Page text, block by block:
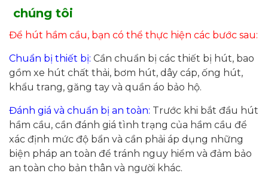
chúng tôi
Để hút hầm cầu, bạn có thể thực hiện các bước sau:
Chuẩn bị thiết bị: Cần chuẩn bị các thiết bị hút, bao
gồm xe hút chất thải, bơm hút, dây cáp, ống hút,
khẩu trang, găng tay và quần áo bảo hộ.
Đánh giá và chuẩn bị an toàn: Trước khi bắt đầu hút
hầm cầu, cần đánh giá tình trạng của hầm cầu để
xác định mức độ bẩn và cần phải áp dụng những
biện pháp an toàn để tránh nguy hiểm và đảm bảo
an toàn cho bản thân và người khác.